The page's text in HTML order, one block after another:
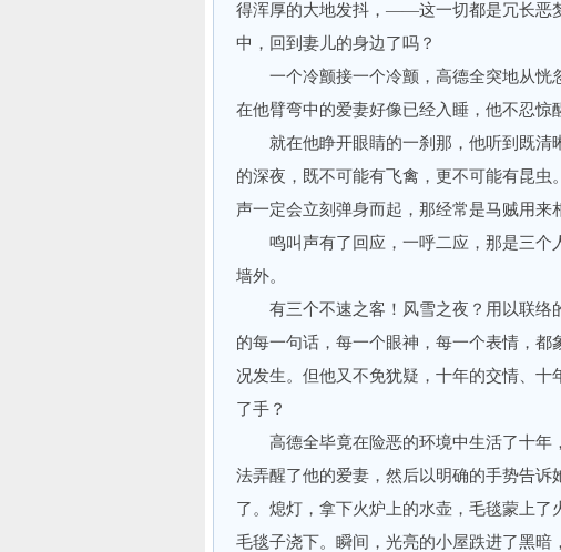
得浑厚的大地发抖，——这一切都是冗长恶
中，回到妻儿的身边了吗？
一个冷颤接一个冷颤，高德全突地从恍
在他臂弯中的爱妻好像已经入睡，他不忍惊
就在他睁开眼睛的一刹那，他听到既清
的深夜，既不可能有飞禽，更不可能有昆
声一定会立刻弹身而起，那经常是马贼用
鸣叫声有了回应，一呼二应，那是三个
墙外。
有三个不速之客！风雪之夜？用以联络
的每一句话，每一个眼神，每一个表情，
况发生。但他又不免犹疑，十年的交情、
了手？
高德全毕竟在险恶的环境中生活了十年
法弄醒了他的爱妻，然后以明确的手势告
了。熄灯，拿下火炉上的水壶，毛毯蒙上
毛毯子浇下。瞬间，光亮的小屋跌进了黑暗